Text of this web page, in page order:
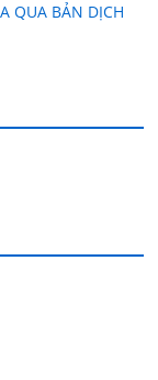
QUA BẢN DỊCH